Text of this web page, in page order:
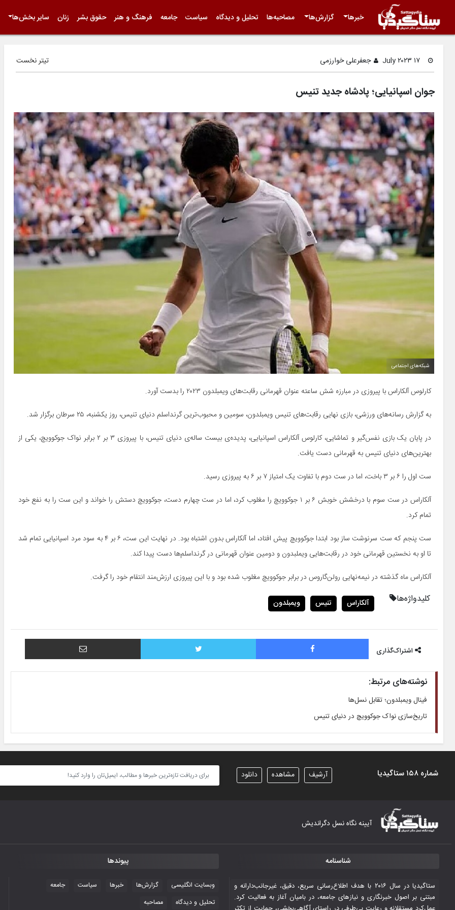
خبرها گزارش‌ها مصاحبه‌ها تحلیل و دیدگاه سیاست جامعه فرهنگ و هنر حقوق بشر زنان سایر بخش‌ها
جعفرعلی خوارزمی تیتر نخست
جوان اسپانیایی‌؛ پادشاه جدید تنیس
شبکه‌های اجتماعی
کارلوس آلکاراس با پیروزی در مبارزه شش ساعته عنوان قهرمانی رقابت‌های ویمبلدون ۲۰۲۳ را بدست آورد.
به گزارش رسانه‌های ورزشی، بازی نهایی رقابت‌های تنیس ویمبلدون، سومین و محبوب‌ترین گرنداسلم دنیای تنیس، روز یکشنبه، ۲۵ سرطان برگزار شد.
در پایان یک بازی نفس‌گیر و تماشایی، کارلوس آلکاراس اسپانیایی، پدیده‌ی بیست ساله‌ی دنیای تنیس، با پیروزی ۳ بر ۲ برابر نواک جوکوویچ، یکی از
بهترین‌های دنیای تنیس به قهرمانی دست یافت.
ست اول را ۶ بر ۳ باخت، اما در ست دوم با تفاوت یک امتیاز ۷ بر ۶ به پیروزی رسید.
آلکاراس در ست سوم با درخشش خوبش ۶ بر ۱ جوکوویچ را مغلوب کرد، اما در ست چهارم دست، جوکوویچ دستش را خواند و این ست را به نفع خود
تمام کرد‌.
ست‌ پنجم که ست سرنوشت ساز بود ابتدا جوکوویچ پیش افتاد، اما آلکاراس بدون اشتباه بود. در نهایت این ست، ۶ بر ۴ به سود مرد اسپانیایی تمام شد
تا او به نخستین قهرمانی خود در رقابت‌‌هایی ویملبدون و دومین عنوان قهرمانی در گرنداسلم‌ها دست پیدا کند.
آلکاراس ماه گذشته در نیمه‌نهایی رولن‌گاروس در برابر جوکوویچ مغلوب شده بود و با این پیروزی ارزش‌مند انتقام خود را گرفت‌.
کلیدواژه‌ها آلکاراس تنیس ویمبلدون
اشتراک‌گذاری
فیس بوک توییتر اشتراک با ایمیل
نوشته‌های مرتبط:
فینال ویمبلدون؛ تقابل نسل‌ها
تاریخ‌سازی نواک جوکوویچ در دنیای تنیس
شماره ۱۵۸ ستاگیدیا دانلود مشاهده آرشیف
آیینه نگاه نسل دگراندیش
شناسنامه
ستاگیدیا در سال ۲۰۱۶ با هدف اطلاع‌رسانی سریع، دقیق، غیرجانب‌دارانه و
مبتنی بر اصول خبرنگاری و نیازهای جامعه، در بامیان آغاز به فعالیت کرد.
پیوندها
وبسایت انگلیسی گزارش‌ها خبرها سیاست
جامعه
تحلیل و دیدگاه
مصاحبه